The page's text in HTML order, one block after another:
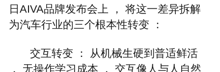
日AIVA品牌发布会上 ， 将这一差异拆解
为汽车行业的三个根本性转变 ：
交互转变 ： 从机械生硬到普适鲜活
， 无操作学习成本 ， 交互像人与人自然